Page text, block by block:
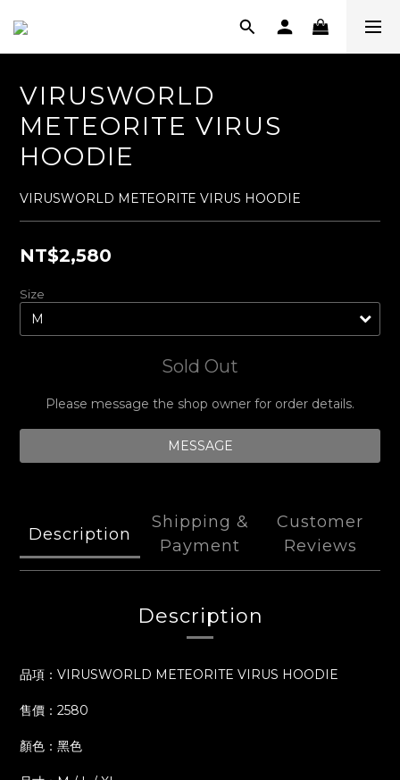
VIRUSWORLD
METEORITE VIRUS
HOODIE
VIRUSWORLD METEORITE VIRUS HOODIE
NT$2,580
Size
Sold Out
Please message the shop owner for order details.
MESSAGE
Description
Shipping &
Payment
Customer
Reviews
Description
品項：VIRUSWORLD METEORITE VIRUS HOODIE
售價：2580
顏色：黑色